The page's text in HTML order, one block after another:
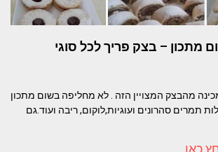
מתכון – בצק פריך לכל סוגי
מהבצק המצויין הזה . לא מחליפה בשום מתכון
תמרים סהרונים ועוגיות,לוקום, ריבה ועוד.גם
כאן